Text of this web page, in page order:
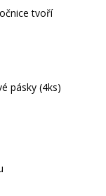
tvoří
pásky (4ks)